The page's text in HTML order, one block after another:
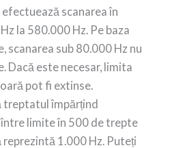
scanarea în
la 580.000 Hz. Pe baza
scanarea sub 80.000 Hz nu
Dacă este necesar, limita
pot fi extinse.
treptatul împărțind
limite în 500 de trepte
1.000 Hz. Puteți